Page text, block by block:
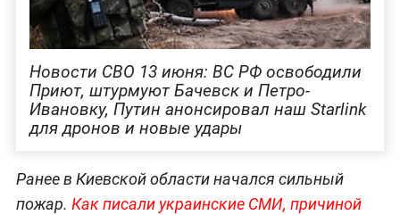
Новости СВО 13 июня: ВС РФ освободили
Приют, штурмуют Бачевск и Петро-
Ивановку, Путин анонсировал наш Starlink
для дронов и новые удары
Ранее в Киевской области начался сильный
пожар. Как писали украинские СМИ, причиной